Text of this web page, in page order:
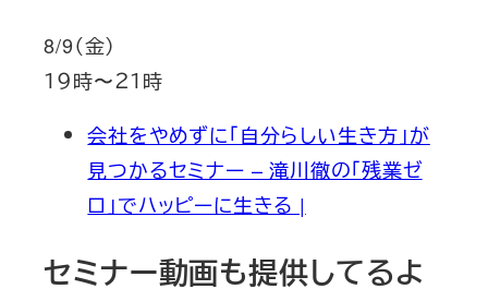
8/9（金）
１９時〜２１時
会社をやめずに「自分らしい生き方」が
見つかるセミナー – 滝川徹の「残業ゼ
ロ」でハッピーに生きる |
セミナー動画も提供してるよ